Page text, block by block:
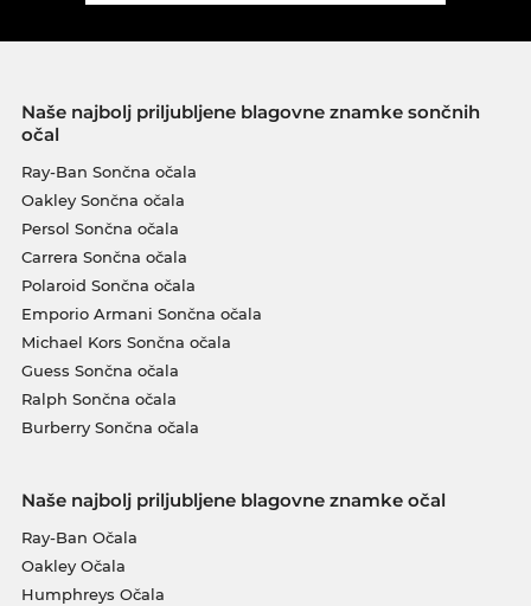
Naše najbolj priljubljene blagovne znamke sončnih
očal
Ray-Ban Sončna očala
Oakley Sončna očala
Persol Sončna očala
Carrera Sončna očala
Polaroid Sončna očala
Emporio Armani Sončna očala
Michael Kors Sončna očala
Guess Sončna očala
Ralph Sončna očala
Burberry Sončna očala
Naše najbolj priljubljene blagovne znamke očal
Ray-Ban Očala
Oakley Očala
Humphreys Očala